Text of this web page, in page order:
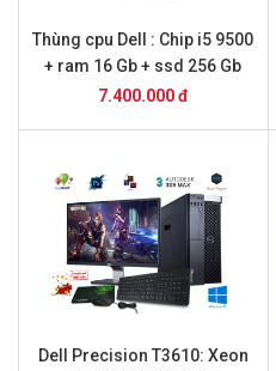
Thùng cpu Dell : Chip i5 9500
+ ram 16 Gb + ssd 256 Gb
7.400.000 đ
Dell Precision T3610: Xeon